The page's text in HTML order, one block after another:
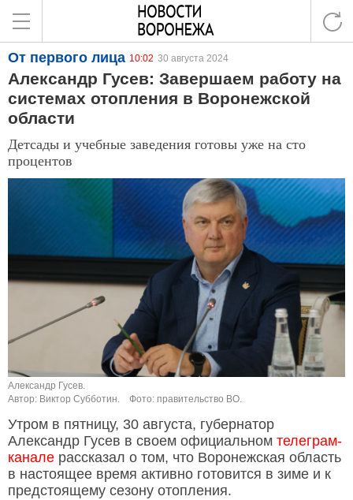
От первого лица 10:02 30 августа 2024
Александр Гусев: Завершаем работу на
системах отопления в Воронежской
области
Детсады и учебные заведения готовы уже на сто
процентов
Александр Гусев.
Автор: Виктор Субботин.
Фото: правительство ВО.
Утром в пятницу, 30 августа, губернатор
Александр Гусев в своем официальном телеграм-
канале рассказал о том, что Воронежская область
в настоящее время активно готовится в зиме и к
предстоящему сезону отопления.